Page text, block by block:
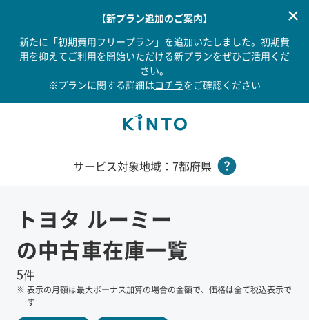
【新プラン追加のご案内】
新たに「初期費用フリープラン」を追加いたしました。初期費
用を抑えてご利用を開始いただける新プランをぜひご活用くだ
さい。
※プランに関する詳細はコチラをご確認ください
サービス対象地域：7都府県
トヨタ ルーミー
の中古車在庫一覧
5件
※ 表示の月額は最大ボーナス加算の場合の金額で、価格は全て税込表示で
す